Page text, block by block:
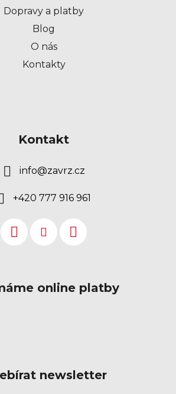
Dopravy a platby
Blog
O nás
Kontakty
Kontakt
info@zavrz.cz
+420 777 916 961
online platby
newsletter